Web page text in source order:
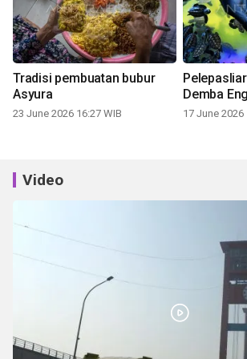
Tradisi pembuatan bubur
Asyura
23 June 2026 16:27 WIB
Demba
17 June 2026
Video